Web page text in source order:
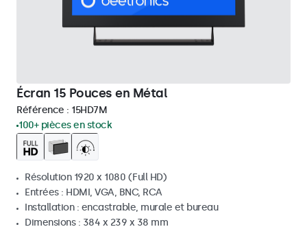
Écran 15 Pouces en Métal
Référence : 15HD7M
100+ pièces en stock
Résolution 1920 x 1080 (Full HD)
Entrées : HDMI, VGA, BNC, RCA
Installation : encastrable, murale et bureau
Dimensions : 384 x 239 x 38 mm